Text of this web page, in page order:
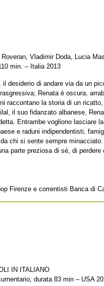
Vladimir Doda, Lucia
min. – Italia 2013
desiderio di andare via da un
Renata è oscura,
raccontano la storia di un
il suo fidanzato albanese,
Entrambe vogliono lasciare
e raduni indipendentisti,
chi si sente sempre
parte preziosa di sé, di perdere
Firenze e correntisti Banca di
IN ITALIANO
durata 83 min – USA